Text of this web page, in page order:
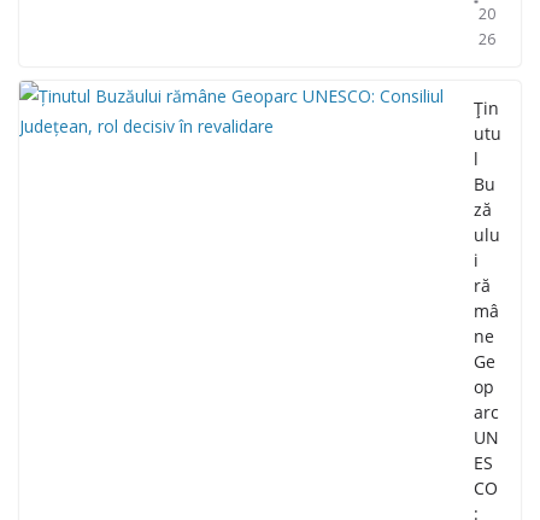
20
26
Țin
utu
l
Bu
ză
ulu
i
ră
mâ
ne
Ge
op
arc
UN
ES
CO
: